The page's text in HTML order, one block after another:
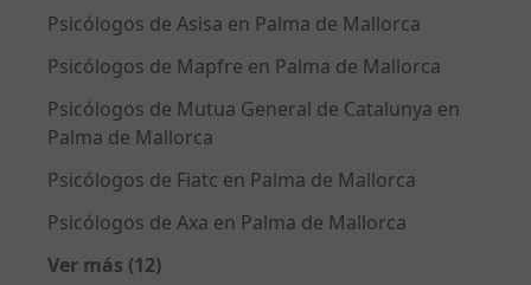
Psicólogos de Asisa en Palma de Mallorca
Psicólogos de Mapfre en Palma de Mallorca
Psicólogos de Mutua General de Catalunya en
Palma de Mallorca
Psicólogos de Fiatc en Palma de Mallorca
Psicólogos de Axa en Palma de Mallorca
Ver más (12)